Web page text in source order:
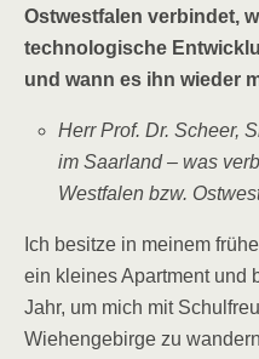
Ostwestfalen verbindet,
technologische
und wann es ihn wieder
Herr Prof. Dr. Scheer,
im Saarland – was
Westfalen bzw.
Ich besitze in meinem
ein kleines Apartment und
Jahr, um mich mit
Wiehengebirge zu